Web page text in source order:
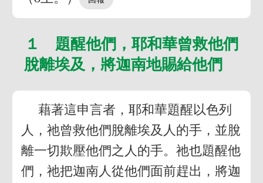
１ 題醒他們，耶和華曾救他們
脫離埃及，將迦南地賜給他們
藉著這申言者，耶和華題醒以色列
人，祂曾救他們脫離埃及人的手，並脫
離一切欺壓他們之人的手。祂也題醒他
們，祂把迦南人從他們面前趕出，將迦